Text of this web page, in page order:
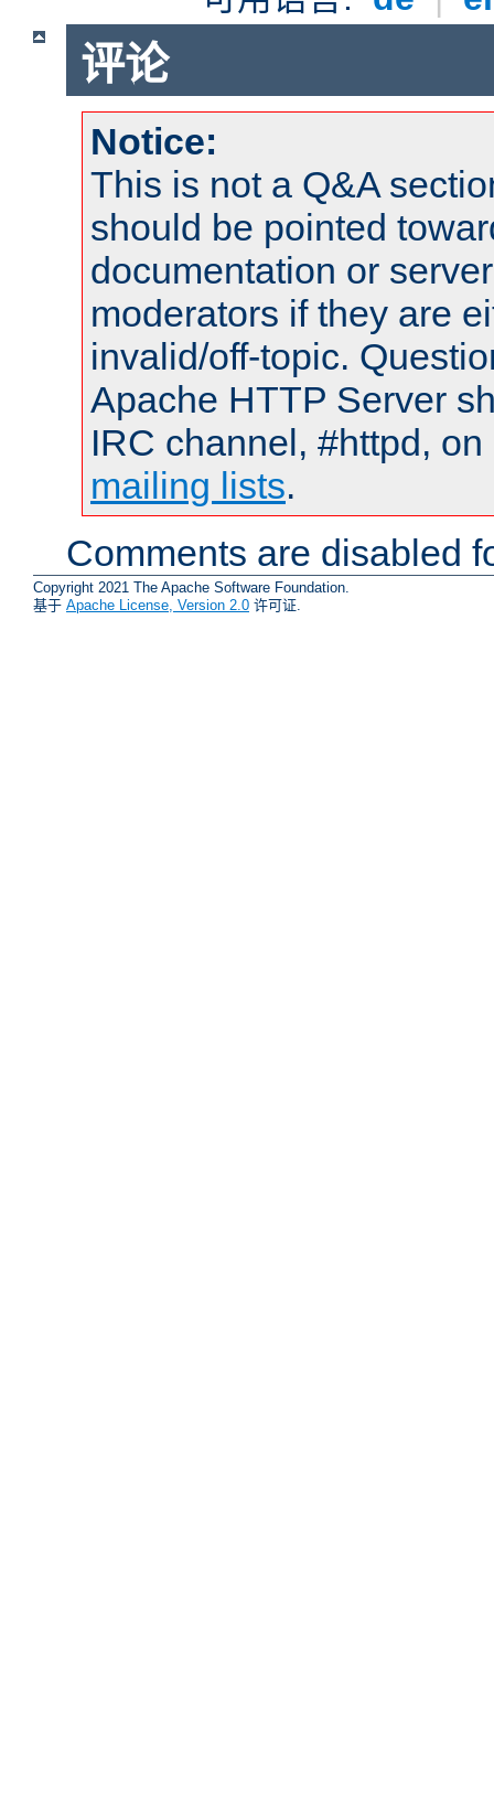
评论
Notice:
This is not a Q&A
should be pointed
documentation or
moderators if they are
invalid/off-topic.
Apache HTTP Server
IRC channel, #httpd,
mailing lists.
Comments are disabled
Copyright 2021 The Apache Software Foundation.
基于 Apache License, Version 2.0 许可证.